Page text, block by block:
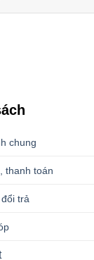
chung
thanh toán
trả